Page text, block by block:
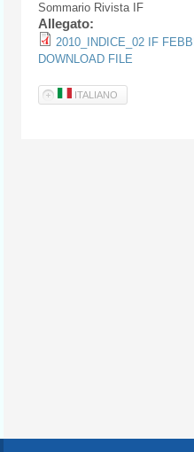
Sommario Rivista IF
Allegato:
2010_INDICE_02 IF
DOWNLOAD FILE
ITALIANO